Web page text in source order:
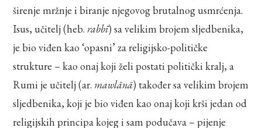
širenje mržnje i biranje njegovog brutalnog usmrćenja.
Isus, učitelj (heb.rabbī) sa velikim brojem sljedbenika,
je bio viđen kao ‘opasni’ za religijsko-političke
strukture – kao onaj koji želi postati politički kralj, a
Rumi je učitelj (ar. mawlānā) također sa velikim brojem
sljedbenika, koji je bio viđen kao onaj koji krši jedan od
religijskih principa kojeg i sam podučava – pijenje